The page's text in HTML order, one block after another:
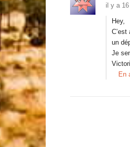
il y a
Hey,
un
Je
En